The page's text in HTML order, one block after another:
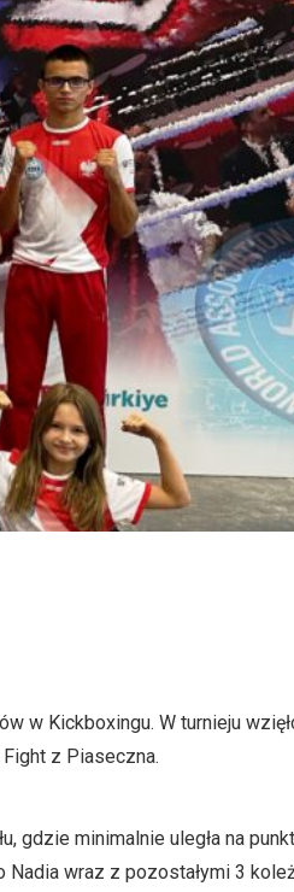
w Kickboxingu. W turnieju
z Piaseczna.
gdzie minimalnie uległa na
wraz z pozostałymi 3